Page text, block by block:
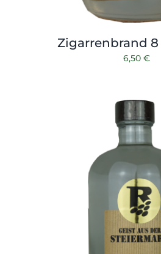
Zigarrenbrand 8
6,50 €